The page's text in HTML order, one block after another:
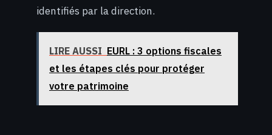
identifiés par la direction.
LIRE AUSSI EURL : 3 options fiscales
et les étapes clés pour protéger
votre patrimoine